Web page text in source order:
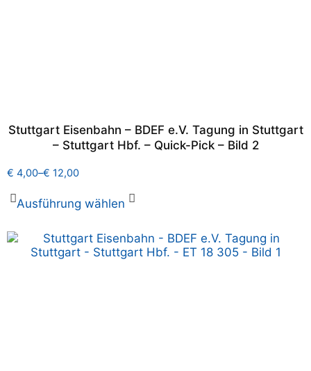
Stuttgart Eisenbahn – BDEF e.V. Tagung in Stuttgart
– Stuttgart Hbf. – Quick-Pick – Bild 2
€ 4,00–€ 12,00
Ausführung wählen